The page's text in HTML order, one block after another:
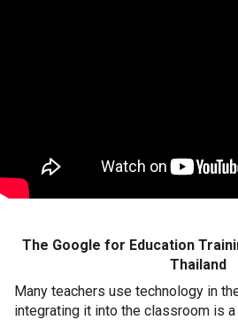
The Google for Education
Thailand
Many teachers use technology in
integrating it into the classroom is